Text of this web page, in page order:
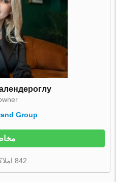
Group
842 املاک بیشتر